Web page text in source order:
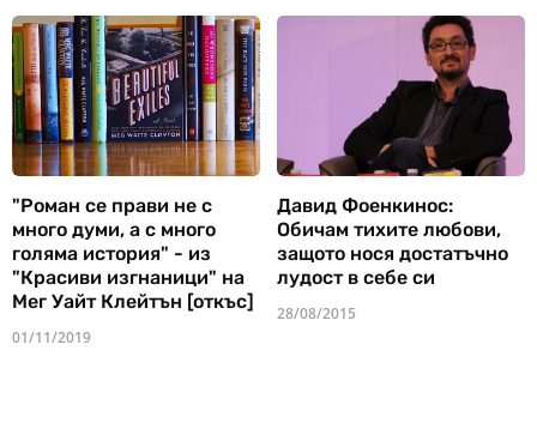
"Роман се прави не с
много думи, а с много
голяма история" - из
"Красиви изгнаници" на
Мег Уайт Клейтън [откъс]
01/11/2019
Давид Фоенкинос:
Обичам тихите любови,
защото нося достатъчно
лудост в себе си
28/08/2015